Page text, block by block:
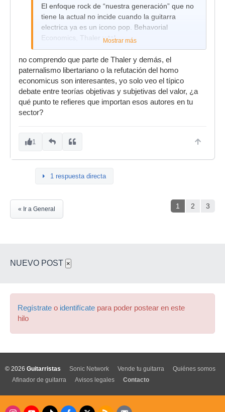
El enfoque rock de “nuestra generación” que no
tiene la actual no incide cuando la guitarra
electrica ya es un icono pop. Behavorial
Economics, Thaler y tal….
Mostrar más
no comprendo que parte de Thaler y demás, el
paternalismo libertariano o la refutación del homo
economicus son interesantes, yo solo veo el típico
debate entre teorías objetivas y subjetivas del valor, ¿a
qué punto te refieres que importan esos autores en tu
sector?
1
1 respuesta directa
1 2 3
« Ir a General
NUEVO POST ×
Regístrate o identifícate para poder postear en este
hilo
© 2026 Guitarristas Sonic Network Vende tu guitarra
Quiénes somos
Afinador de guitarra
Avisos legales Contacto